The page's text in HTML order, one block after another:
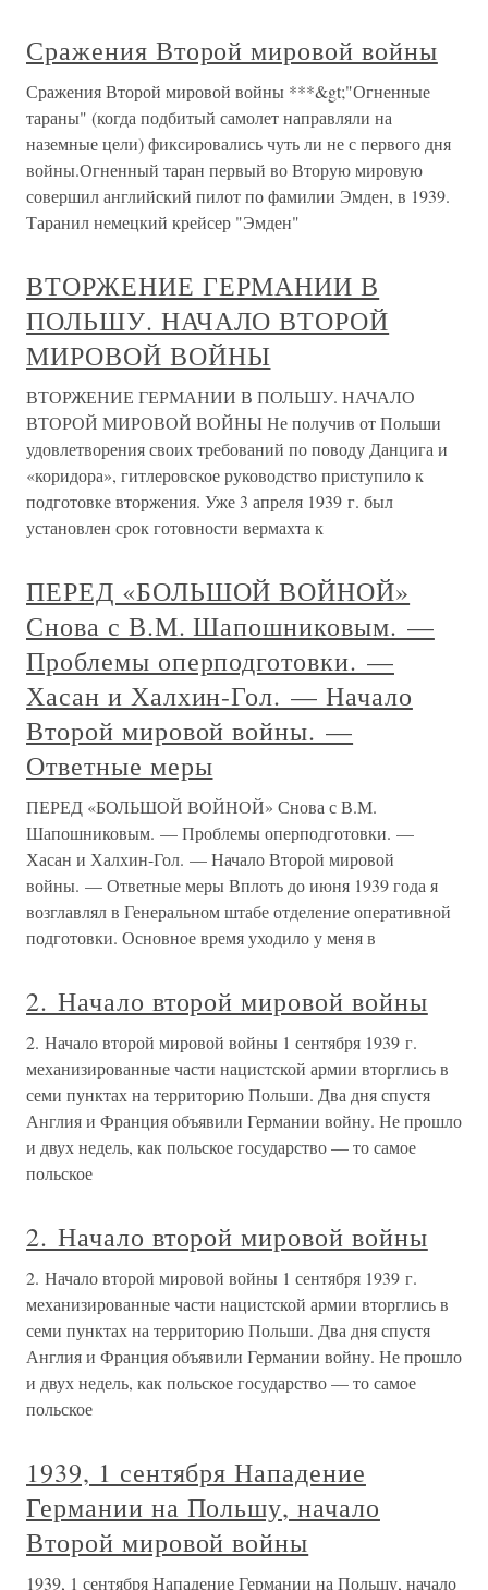
Сражения Второй мировой войны
Сражения Второй мировой войны ***&gt;"Огненные
тараны" (когда подбитый самолет направляли на
наземные цели) фиксировались чуть ли не с первого дня
войны.Огненный таран первый во Вторую мировую
совершил английский пилот по фамилии Эмден, в 1939.
Таранил немецкий крейсер "Эмден"
ВТОРЖЕНИЕ ГЕРМАНИИ В
ПОЛЬШУ. НАЧАЛО ВТОРОЙ
МИРОВОЙ ВОЙНЫ
ВТОРЖЕНИЕ ГЕРМАНИИ В ПОЛЬШУ. НАЧАЛО
ВТОРОЙ МИРОВОЙ ВОЙНЫ Не получив от Польши
удовлетворения своих требований по поводу Данцига и
«коридора», гитлеровское руководство приступило к
подготовке вторжения. Уже 3 апреля 1939 г. был
установлен срок готовности вермахта к
ПЕРЕД «БОЛЬШОЙ ВОЙНОЙ»
Снова с В.М. Шапошниковым. —
Проблемы оперподготовки. —
Хасан и Халхин-Гол. — Начало
Второй мировой войны. —
Ответные меры
ПЕРЕД «БОЛЬШОЙ ВОЙНОЙ» Снова с В.М.
Шапошниковым. — Проблемы оперподготовки. —
Хасан и Халхин-Гол. — Начало Второй мировой
войны. — Ответные меры Вплоть до июня 1939 года я
возглавлял в Генеральном штабе отделение оперативной
подготовки. Основное время уходило у меня в
2. Начало второй мировой войны
2. Начало второй мировой войны 1 сентября 1939 г.
механизированные части нацистской армии вторглись в
семи пунктах на территорию Польши. Два дня спустя
Англия и Франция объявили Германии войну. Не прошло
и двух недель, как польское государство — то самое
польское
2. Начало второй мировой войны
2. Начало второй мировой войны 1 сентября 1939 г.
механизированные части нацистской армии вторглись в
семи пунктах на территорию Польши. Два дня спустя
Англия и Франция объявили Германии войну. Не прошло
и двух недель, как польское государство — то самое
польское
1939, 1 сентября Нападение
Германии на Польшу, начало
Второй мировой войны
1939, 1 сентября Нападение Германии на Польшу, начало